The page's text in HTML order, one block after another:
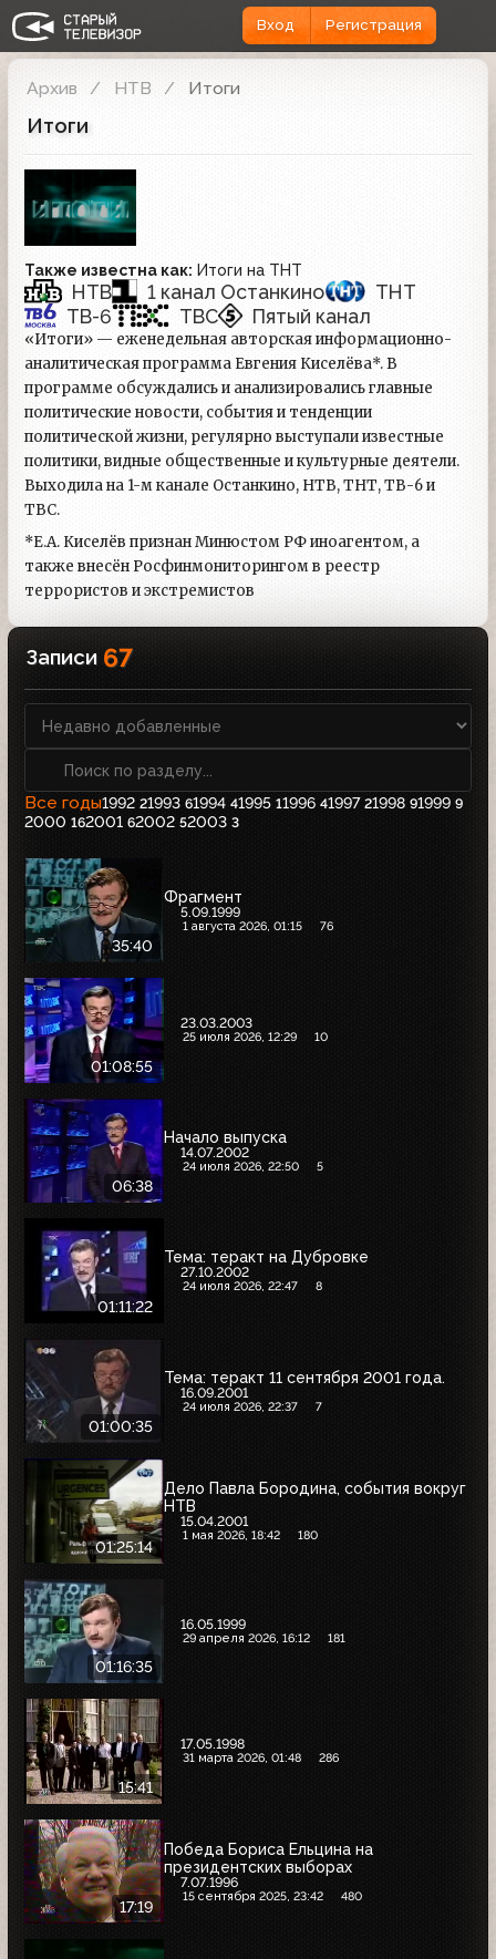
Вход Регистрация
Архив НТВ Итоги
Итоги
Также известна как: Итоги на ТНТ
НТВ 1 канал Останкино
ТНТ
ТВ-6
ТВС Пятый канал
«Итоги» — еженедельная авторская информационно-
аналитическая программа Евгения Киселёва*. В
программе обсуждались и анализировались главные
политические новости, события и тенденции
политической жизни, регулярно выступали известные
политики, видные общественные и культурные деятели.
Выходила на 1-м канале Останкино, НТВ, ТНТ, ТВ-6 и
ТВС.
*Е.А. Киселёв признан Минюстом РФ иноагентом, а
также внесён Росфинмониторингом в реестр
террористов и экстремистов
Записи 67
Все годы1992 21993 61994 41995 11996 41997 21998 91999 9
2000 162001 62002 52003 3
35:40
Фрагмент
5.09.1999
1 августа 2026, 01:15 76
01:08:55
23.03.2003
25 июля 2026, 12:29 10
06:38
Начало выпуска
14.07.2002
24 июля 2026, 22:50 5
01:11:22
Тема: теракт на Дубровке
27.10.2002
24 июля 2026, 22:47 8
01:00:35
Тема: теракт 11 сентября 2001 года.
16.09.2001
24 июля 2026, 22:37 7
01:25:14
Дело Павла Бородина, события вокруг
НТВ
15.04.2001
1 мая 2026, 18:42 180
01:16:35
16.05.1999
29 апреля 2026, 16:12 181
15:41
17.05.1998
31 марта 2026, 01:48 286
17:19
Победа Бориса Ельцина на
президентских выборах
7.07.1996
15 сентября 2025, 23:42 480